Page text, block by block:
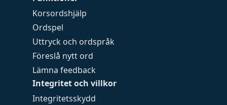
Korsordshjälp
Ordspel
Uttryck och ordspråk
Föreslå nytt ord
Lämna feedback
Integritet och villkor
Integritetsskydd